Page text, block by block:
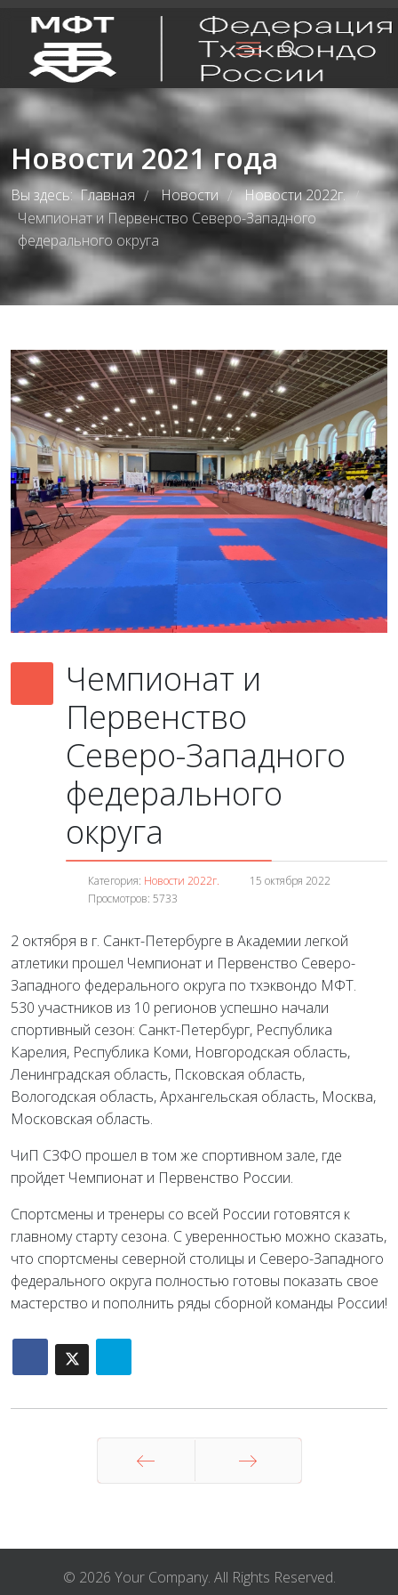
Новости 2021 года
Вы здесь:Главная / Новости / Новости 2022г. /
Чемпионат и Первенство Северо-Западного
федерального округа
Чемпионат и
Первенство
Северо-Западного
федерального
округа
Категория: Новости 2022г.
15 октября 2022
Просмотров: 5733
2 октября в г. Санкт-Петербурге в Академии легкой
атлетики прошел Чемпионат и Первенство Северо-
Западного федерального округа по тхэквондо МФТ.
530 участников из 10 регионов успешно начали
спортивный сезон: Санкт-Петербург, Республика
Карелия, Республика Коми, Новгородская область,
Ленинградская область, Псковская область,
Вологодская область, Архангельская область, Москва,
Московская область.
ЧиП СЗФО прошел в том же спортивном зале, где
пройдет Чемпионат и Первенство России.
Спортсмены и тренеры со всей России готовятся к
главному старту сезона. С уверенностью можно сказать,
что спортсмены северной столицы и Северо-Западного
федерального округа полностью готовы показать свое
мастерство и пополнить ряды сборной команды России!
© 2026 Your Company. All Rights Reserved.